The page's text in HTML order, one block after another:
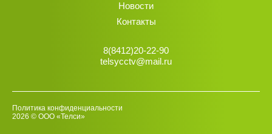
Новости
Контакты
8(8412)20-22-90
telsycctv@mail.ru
2026 © ООО «Телси»
Политика конфиденциальности